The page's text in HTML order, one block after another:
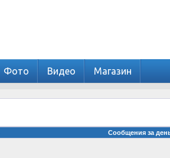
Фото Видео Магазин
Сообщения за